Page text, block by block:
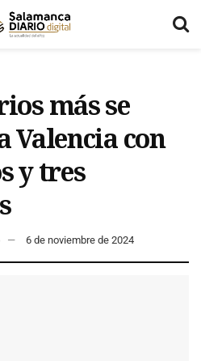
más se
Valencia con
y tres
6 de noviembre de 2024